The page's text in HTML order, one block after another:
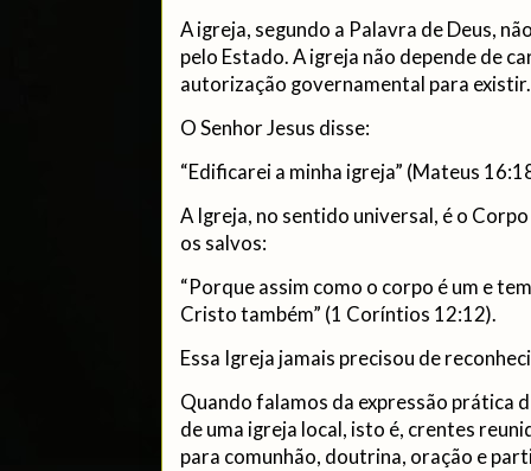
A igreja, segundo a Palavra de Deus,
pelo Estado. A igreja não depende de
autorização governamental para existir.
O Senhor Jesus disse:
“Edificarei a minha igreja” (Mateus
A Igreja, no sentido universal, é o
os salvos:
“Porque assim como o corpo é um e
Cristo também” (1 Coríntios 12:12).
Essa Igreja jamais precisou de
Quando falamos da expressão prática
de uma igreja local, isto é, crentes
para comunhão, doutrina, oração e